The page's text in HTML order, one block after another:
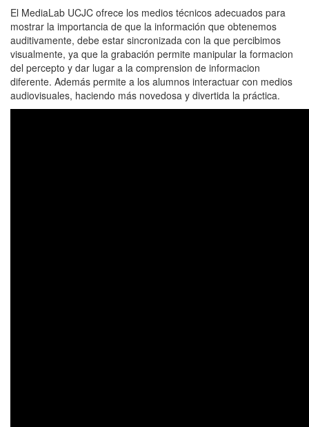
El MediaLab UCJC ofrece los medios técnicos adecuados para
mostrar la importancia de que la información que obtenemos
auditivamente, debe estar sincronizada con la que percibimos
visualmente, ya que la grabación permite manipular la formacion
del percepto y dar lugar a la comprension de informacion
diferente. Además permite a los alumnos interactuar con medios
audiovisuales, haciendo más novedosa y divertida la práctica.